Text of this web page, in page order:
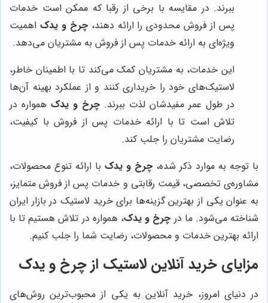
ببرند. در مقایسه با برخی از رقبا که ممکن است خدمات
پس از فروش محدودی را ارائه دهند،چرخ و یدک اهمیت
ویژه‌ای به ارائه خدمات پس از فروش به مشتریان می‌دهد.
این خدمات، به مشتریان کمک می‌کند تا با اطمینان خاطر،
لاستیک‌های خود را خریداری کنند و از عملکرد بهینه آن‌ها
در طول عمر مفیدشان لذت ببرند. چرخ و یدک همواره در
تلاش است تا با ارائه خدمات پس از فروش با کیفیت،
رضایت مشتریان را جلب کند.
با توجه به موارد ذکر شده، چرخ و یدک با ارائه تنوع محصولات،
مشاوره‌ی تخصصی، قیمت رقابتی و خدمات پس از فروش متمایز،
به عنوان یکی از بهترین گزینه‌ها برای خرید لاستیک در بازار ایران
شناخته می‌شود. ما در چرخ و یدک، همواره در تلاش هستیم تا با
ارائه بهترین خدمات و محصولات، رضایت شما را جلب کنیم.
مزایای خرید آنلاین لاستیک ازچرخ و یدک
در دنیای امروز، خرید آنلاین به یکی از محبوب‌ترین روش‌های